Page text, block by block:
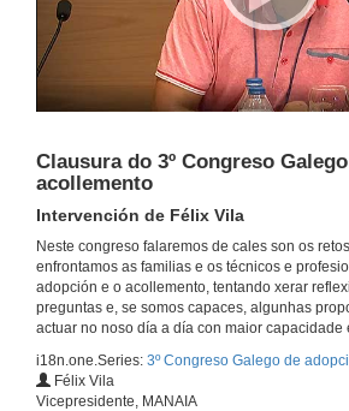
Clausura do 3º Congreso
acollemento
Intervención de Félix Vila
Neste congreso falaremos de cales son os
enfrontamos as familias e os técnicos e
adopción e o acollemento, tentando xerar
preguntas e, se somos capaces, algunhas
actuar no noso día a día con maior capacidade
i18n.one.Series: 3º Congreso Galego de
Félix Vila
Vicepresidente, MANAIA
1 de xuño de 2019
1 de xuño de 2019